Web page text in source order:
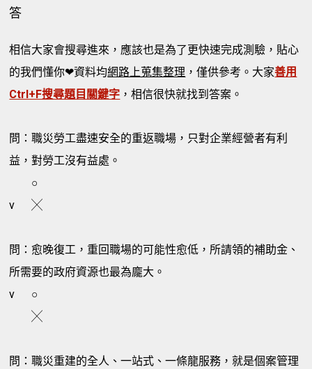
答
相信大家會搜尋進來，應該也是為了更快速完成測驗，貼心
的我們懂你❤資料均網路上蒐集整理 ，僅供參考。大家善用
Ctrl+F搜尋題目關鍵字 ，相信很快就找到答案。
問：職災勞工盡速安全的重返職場，只對企業經營者有利
益，對勞工沒有益處。
○
v
╳
問：愈晚復工，重回職場的可能性愈低，所請領的補助金、
所需要的政府資源也最為龐大。
v
○
╳
問：職災重建的全人、一站式、一條龍服務，就是個案管理